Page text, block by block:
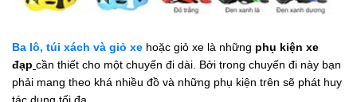
Ba lô, túi xách và giỏ xe hoặc giỏ xe là những phụ kiện xe
đạp cần thiết cho một chuyến đi dài. Bởi trong chuyến đi này bạn
phải mang theo khá nhiều đồ và những phụ kiện trên sẽ phát huy
tác dụng tối đa.